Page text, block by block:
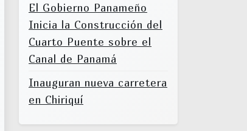
El Gobierno Panameño
Inicia la Construcción del
Cuarto Puente sobre el
Canal de Panamá
Inauguran nueva carretera
en Chiriquí